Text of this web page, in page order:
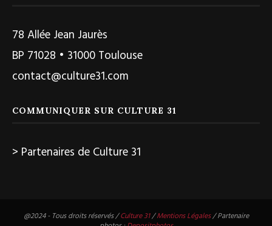
78 Allée Jean Jaurès
BP 71028 • 31000 Toulouse
contact@culture31.com
COMMUNIQUER SUR CULTURE 31
> Partenaires de Culture 31
@2024 - Tous droits réservés /Culture 31/Mentions Légales/ Partenaire